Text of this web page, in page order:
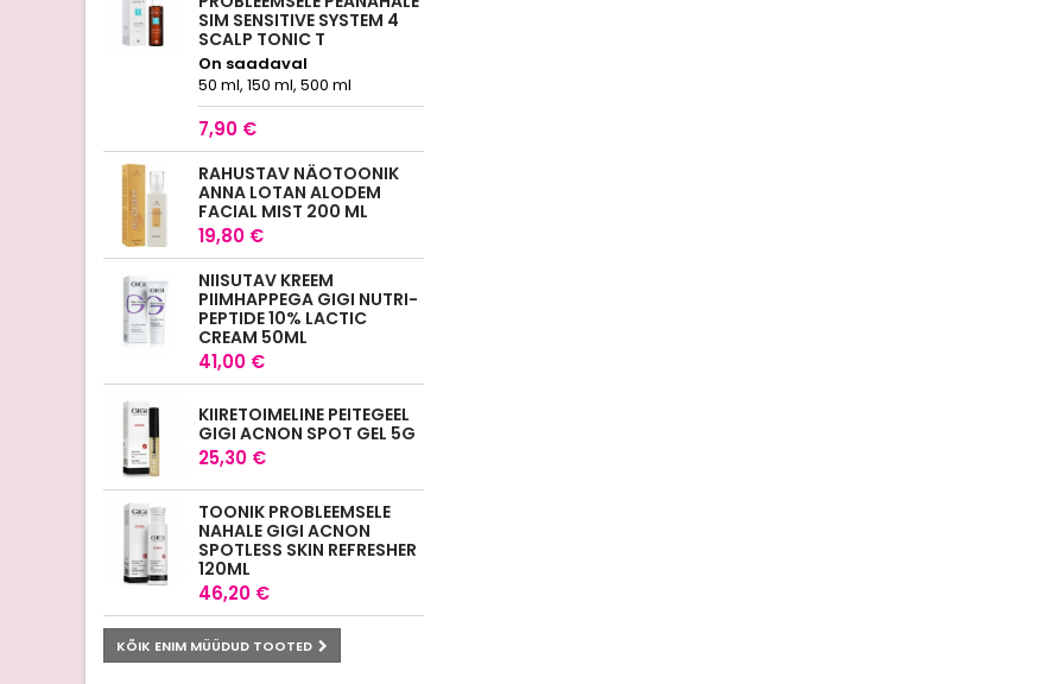
SIM SENSITIVE SYSTEM 4
SCALP TONIC T
On saadaval
50 ml, 150 ml, 500 ml
7,90 €
RAHUSTAV NÄOTOONIK
ANNA LOTAN ALODEM
FACIAL MIST 200 ML
19,80 €
NIISUTAV KREEM
PIIMHAPPEGA GIGI NUTRI-
PEPTIDE 10% LACTIC
CREAM 50ML
41,00 €
KIIRETOIMELINE PEITEGEEL
GIGI ACNON SPOT GEL 5G
25,30 €
TOONIK PROBLEEMSELE
NAHALE GIGI ACNON
SPOTLESS SKIN REFRESHER
120ML
46,20 €
KÕIK ENIM MÜÜDUD TOOTED